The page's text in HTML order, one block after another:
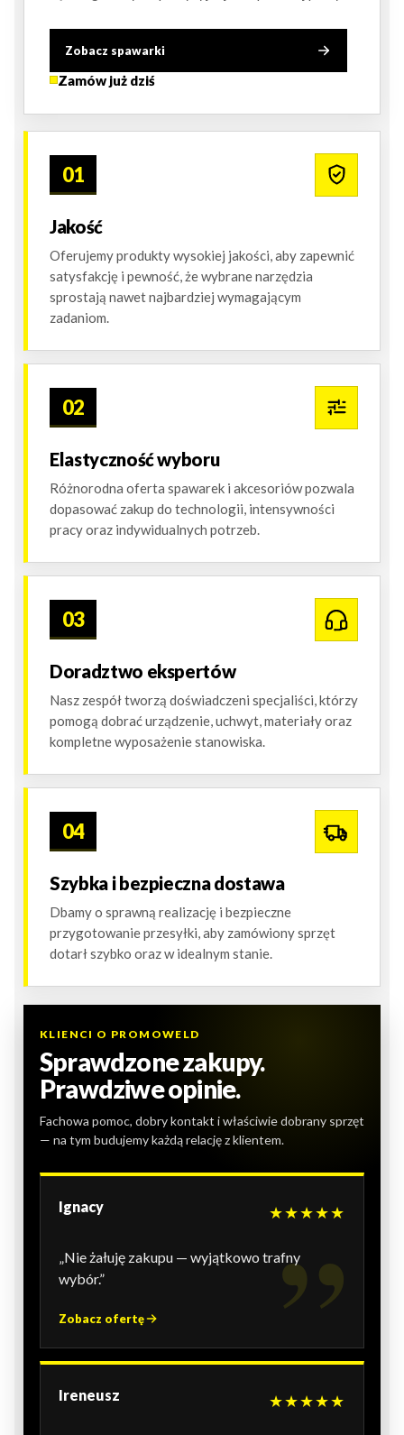
Zobacz spawarki
Zamów już dziś
01
Jakość
Oferujemy produkty wysokiej jakości, aby zapewnić
satysfakcję i pewność, że wybrane narzędzia
sprostają nawet najbardziej wymagającym
zadaniom.
02
Elastyczność wyboru
Różnorodna oferta spawarek i akcesoriów pozwala
dopasować zakup do technologii, intensywności
pracy oraz indywidualnych potrzeb.
03
Doradztwo ekspertów
Nasz zespół tworzą doświadczeni specjaliści, którzy
pomogą dobrać urządzenie, uchwyt, materiały oraz
kompletne wyposażenie stanowiska.
04
Szybka i bezpieczna dostawa
Dbamy o sprawną realizację i bezpieczne
przygotowanie przesyłki, aby zamówiony sprzęt
dotarł szybko oraz w idealnym stanie.
KLIENCI O PROMOWELD
Sprawdzone zakupy.
Prawdziwe opinie.
Fachowa pomoc, dobry kontakt i właściwie dobrany sprzęt
— na tym budujemy każdą relację z klientem.
Ignacy ★★★★★
„Nie żałuję zakupu — wyjątkowo trafny
wybór.”
Zobacz ofertę
Ireneusz ★★★★★